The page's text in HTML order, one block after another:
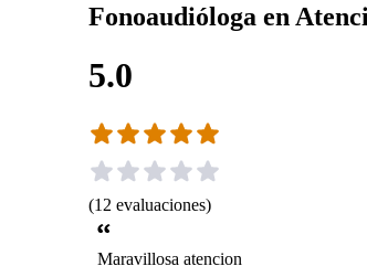
Fonoaudióloga en
5.0
(12 evaluaciones)
Maravillosa atencion